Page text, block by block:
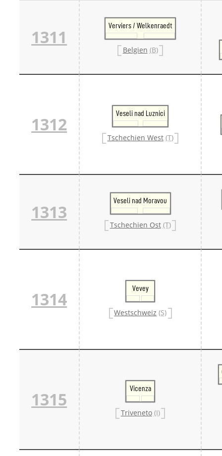
1311
Verviers / Welkenraedt
Belgien (B)
1312
Veseli nad Luznici
Tschechien West (T)
1313
Veseli nad Moravou
Tschechien Ost (T)
1314
Vevey
Westschweiz (S)
1315
Vicenza
Triveneto (I)